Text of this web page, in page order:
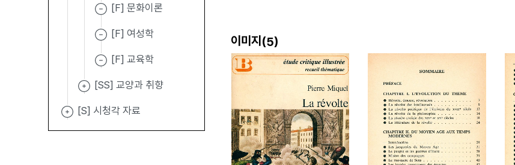
[F] 문화이론
[F] 여성학
[F] 교육학
[SS] 교양과 취향
[S] 시청각 자료
이미지(5)